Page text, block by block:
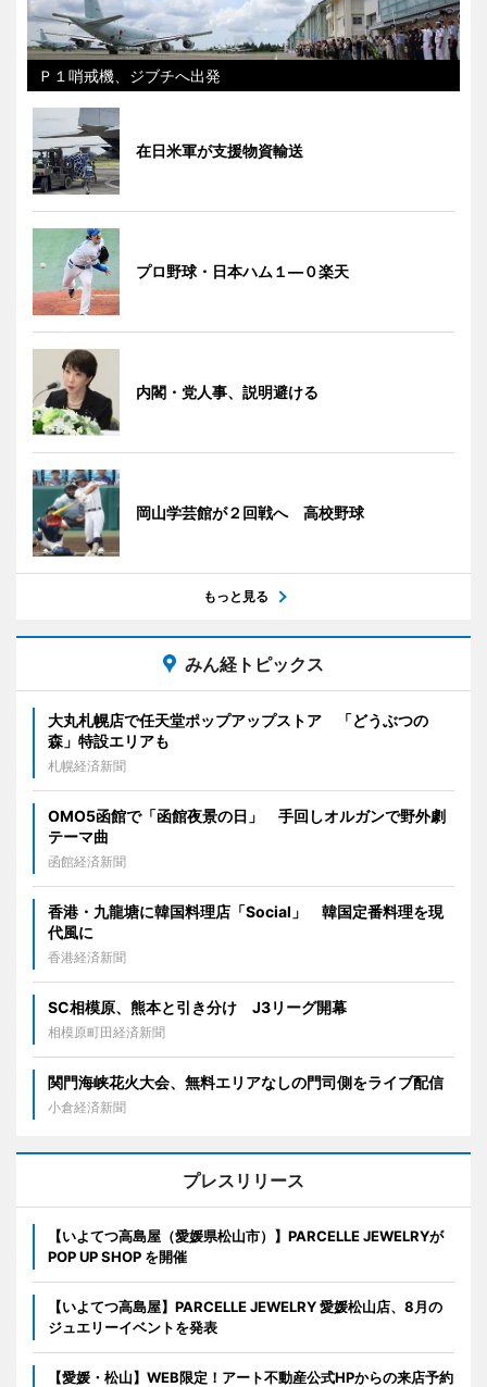
Ｐ１哨戒機、ジブチへ出発
在日米軍が支援物資輸送
プロ野球・日本ハム１―０楽天
内閣・党人事、説明避ける
岡山学芸館が２回戦へ 高校野球
もっと見る
みん経トピックス
大丸札幌店で任天堂ポップアップストア 「どうぶつの
森」特設エリアも
札幌経済新聞
OMO5函館で「函館夜景の日」 手回しオルガンで野外劇
テーマ曲
函館経済新聞
香港・九龍塘に韓国料理店「Social」 韓国定番料理を現
代風に
香港経済新聞
SC相模原、熊本と引き分け J3リーグ開幕
相模原町田経済新聞
関門海峡花火大会、無料エリアなしの門司側をライブ配信
小倉経済新聞
プレスリリース
【いよてつ高島屋（愛媛県松山市）】PARCELLE JEWELRYが
POP UP SHOP を開催
【いよてつ高島屋】PARCELLE JEWELRY 愛媛松山店、8月の
ジュエリーイベントを発表
【愛媛・松山】WEB限定！アート不動産公式HPからの来店予約